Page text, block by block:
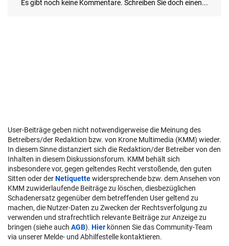
User-Beiträge geben nicht notwendigerweise die Meinung des
Betreibers/der Redaktion bzw. von Krone Multimedia (KMM) wieder.
In diesem Sinne distanziert sich die Redaktion/der Betreiber von den
Inhalten in diesem Diskussionsforum. KMM behält sich
insbesondere vor, gegen geltendes Recht verstoßende, den guten
Sitten oder derNetiquettewidersprechende bzw. dem Ansehen von
KMM zuwiderlaufende Beiträge zu löschen, diesbezüglichen
Schadenersatz gegenüber dem betreffenden User geltend zu
machen, die Nutzer-Daten zu Zwecken der Rechtsverfolgung zu
verwenden und strafrechtlich relevante Beiträge zur Anzeige zu
bringen (siehe auch AGB). Hier können Sie das Community-Team
via unserer Melde- und Abhilfestelle kontaktieren.